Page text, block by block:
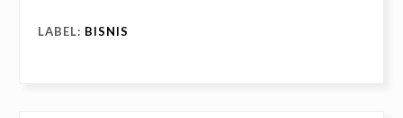
LABEL: BISNIS